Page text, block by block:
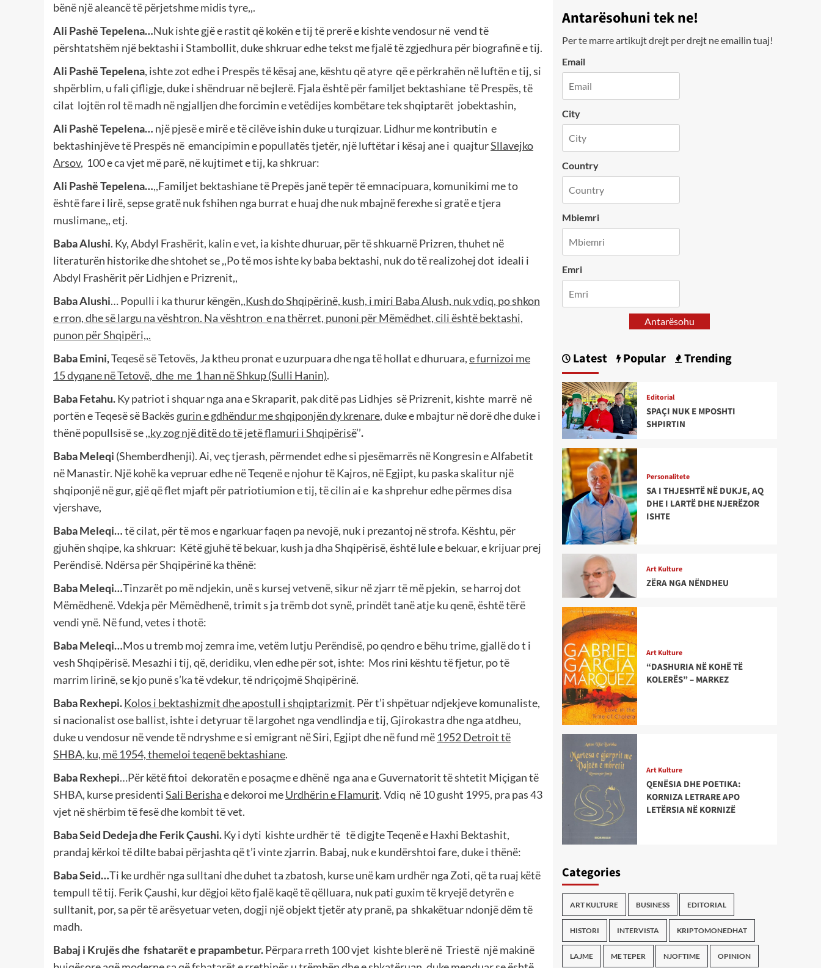
bënë një aleancë të përjetshme midis tyre,,.
Ali Pashë Tepelena…Nuk ishte gjë e rastit që kokën e tij të prerë e kishte vendosur në vend të
përshtatshëm një bektashi i Stambollit, duke shkruar edhe tekst me fjalë të zgjedhura për biografinë e tij.
Ali Pashë Tepelena, ishte zot edhe i Prespës të kësaj ane, kështu që atyre që e përkrahën në luftën e tij, si
shpërblim, u fali çifligje, duke i shëndruar në bejlerë. Fjala është për familjet bektashiane të Prespës, të
cilat lojtën rol të madh në ngjalljen dhe forcimin e vetëdijes kombëtare tek shqiptarët jobektashin,
Ali Pashë Tepelena… një pjesë e mirë e të cilëve ishin duke u turqizuar. Lidhur me kontributin e
bektashinjëve të Prespës në emancipimin e popullatës tjetër, një luftëtar i kësaj ane i quajturSllavejko
Arsov, 100 e ca vjet më parë, në kujtimet e tij, ka shkruar:
Ali Pashë Tepelena…,,Familjet bektashiane të Prepës janë tepër të emnacipuara, komunikimi me to
është fare i lirë, sepse gratë nuk fshihen nga burrat e huaj dhe nuk mbajnë ferexhe si gratë e tjera
muslimane,, etj.
Baba Alushi. Ky, Abdyl Frashërit, kalin e vet, ia kishte dhuruar, për të shkuarnë Prizren, thuhet në
literaturën historike dhe shtohet se ,,Po të mos ishte ky baba bektashi, nuk do të realizohej dot ideali i
Abdyl Frashërit për Lidhjen e Prizrenit,,
Baba Alushi… Populli i ka thurur këngën,,Kush do Shqipërinë, kush, i miri Baba Alush, nuk vdiq, po shkon
e rron, dhe së largu na vështron. Na vështron e na thërret, punoni për Mëmëdhet, cili është bektashi,
punon për Shqipëri,,.
Baba Emini,Teqesë së Tetovës, Ja ktheu pronat e uzurpuara dhe nga të hollat e dhuruara,e furnizoi me
15 dyqane në Tetovë, dhe me 1 han në Shkup (Sulli Hanin).
Baba Fetahu.Ky patriot i shquar nga ana e Skraparit, pak ditë pas Lidhjes së Prizrenit, kishte marrë në
portën e Teqesë së Backës gurin e gdhëndur me shqiponjën dy krenare, duke e mbajtur në dorë dhe duke i
thënë popullsisë se ,,ky zog një ditë do të jetë flamuri iShqipërisë’’.
Baba Meleqi (Shemberdhenji). Ai, veç tjerash, përmendet edhe si pjesëmarrës në Kongresin e Alfabetit
në Manastir. Një kohë ka vepruar edhe në Teqenë e njohur të Kajros, në Egjipt, ku paska skalitur një
shqiponjë në gur, gjë që flet mjaft për patriotiumion e tij, të cilin ai e ka shprehur edhe përmes disa
vjershave,
Baba Meleqi…të cilat, për të mos e ngarkuar faqen pa nevojë, nuk i prezantoj në strofa. Kështu, për
gjuhën shqipe, ka shkruar: Këtë gjuhë të bekuar, kush ja dha Shqipërisë, është lule e bekuar, e krijuar prej
Perëndisë. Ndërsa për Shqipërinë ka thënë:
Baba Meleqi…Tinzarët po më ndjekin, unë s kursej vetvenë, sikur në zjarr të më pjekin, se harroj dot
Mëmëdhenë. Vdekja për Mëmëdhenë, trimit s ja trëmb dot synë, prindët tanë atje ku qenë, është tërë
vendi ynë. Në fund, vetes i thotë:
Baba Meleqi…Mos u tremb moj zemra ime, vetëm lutju Perëndisë, po qendro e bëhu trime, gjallë do t i
vesh Shqipërisë. Mesazhi i tij, që, deridiku, vlen edhe për sot, ishte: Mos rini kështu të fjetur, po të
marrim lirinë, se kjo punë s’ka të vdekur, të ndriçojmë Shqipërinë.
Baba Rexhepi.Kolos i bektashizmit dhe apostull i shqiptarizmit. Për t’i shpëtuar ndjekjeve komunaliste,
si nacionalist ose ballist, ishte i detyruar të largohet nga vendlindja e tij, Gjirokastra dhe nga atdheu,
duke u vendosur në vende të ndryshme e si emigrant në Siri, Egjipt dhe në fund më 1952 Detroit të
SHBA, ku, më 1954, themeloi teqenë bektashiane.
Baba Rexhepi…Për këtë fitoi dekoratën e posaçme e dhënë nga ana e Guvernatorit të shtetit Miçigan të
SHBA, kurse presidentiSali Berishae dekoroi meUrdhërin e Flamurit. Vdiq në 10 gusht 1995, pra pas 43
vjet në shërbim të fesë dhe kombit të vet.
Baba Seid Dedeja dhe Ferik Çaushi.Ky i dyti kishte urdhër të të digjte Teqenë e Haxhi Bektashit,
prandaj kërkoi të dilte babai përjashta që t’i vinte zjarrin. Babaj, nuk e kundërshtoi fare, duke i thënë:
Baba Seid…Ti ke urdhër nga sulltani dhe duhet ta zbatosh, kurse unë kam urdhër nga Zoti, që ta ruaj këtë
tempull të tij. Ferik Çaushi, kur dëgjoi këto fjalë kaqë të qëlluara, nuk pati guxim të kryejë detyrën e
sulltanit, por, sa për të arësyetuar veten, dogji një objekt tjetër aty pranë, pa shkakëtuar ndonjë dëm të
madh.
Babaj i Krujës dhe fshatarët e prapambetur.Përpara rreth 100 vjet kishte blerë në Triestë një makinë
Antarësohuni tek ne!
Per te marre artikujt drejt per drejt ne emailin tuaj!
Email
City
Country
Mbiemri
Emri
Antarësohu
Latest Popular Trending
Editorial
SPAÇI NUK E MPOSHTI
SHPIRTIN
Personalitete
SA I THJESHTË NË DUKJE, AQ
DHE I LARTË DHE NJERËZOR
ISHTE
Art Kulture
ZËRA NGA NËNDHEU
Art Kulture
“DASHURIA NË KOHË TË
KOLERËS” – MARKEZ
Art Kulture
QENËSIA DHE POETIKA:
KORNIZA LETRARE APO
LETËRSIA NË KORNIZË
Categories
ART KULTURE BUSINESS EDITORIAL
HISTORI INTERVISTA KRIPTOMONEDHAT
LAJME ME TEPER NJOFTIME OPINION